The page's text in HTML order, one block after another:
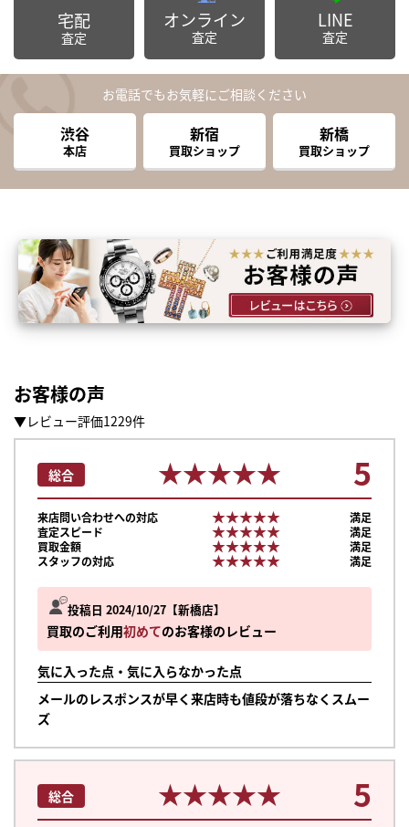
宅配
査定
オンライン
査定
LINE
査定
お電話でもお気軽にご相談ください
渋谷
本店
新宿
買取ショップ
新橋
買取ショップ
お客様の声
▼レビュー評価1229件
投稿日 2024/10/27 新橋店
買取のご利用初めてのお客様のレビュー
気に入った点・気に入らなかった点
メールのレスポンスが早く来店時も値段が落ちなくスムー
ズ
総合 ★★★★★
★★★★★ 5
来店問い合わせへの対応 ★★★★★
★★★★★
満足
査定スピード
★★★★★
★★★★★
満足
買取金額
★★★★★
★★★★★
満足
スタッフの対応
★★★★★
★★★★★ 満足
総合 ★★★★★
★★★★★ 5